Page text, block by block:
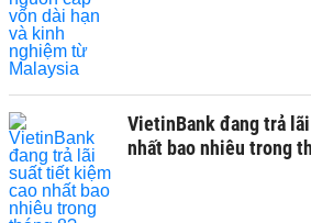
VietinBank đang trả
nhất bao nhiêu trong